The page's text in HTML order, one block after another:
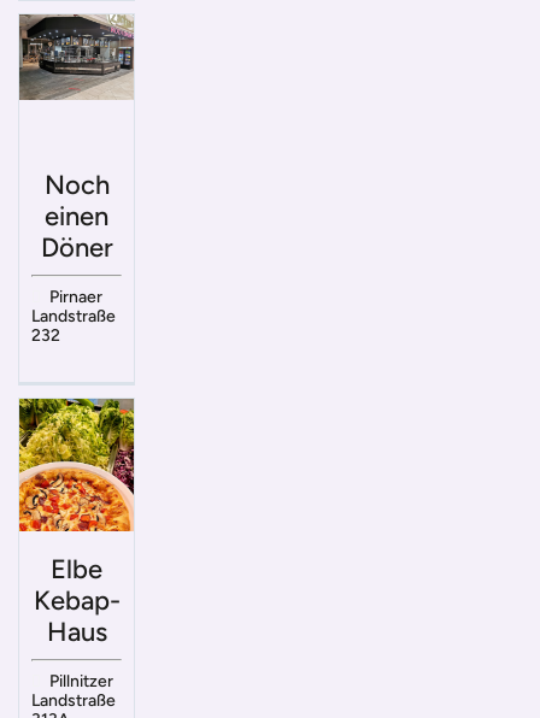
Noch
einen
Döner
Pirnaer
Landstraße
232
Elbe
Kebap-
Haus
Pillnitzer
Landstraße